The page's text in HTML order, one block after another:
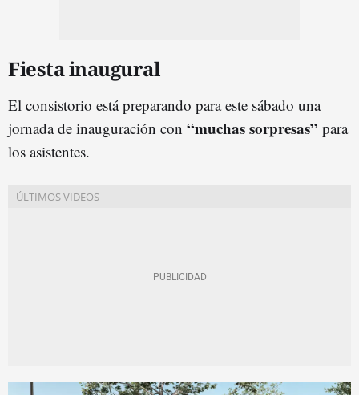
Fiesta inaugural
El consistorio está preparando para este sábado una
jornada de inauguración con “muchas sorpresas” para
los asistentes.